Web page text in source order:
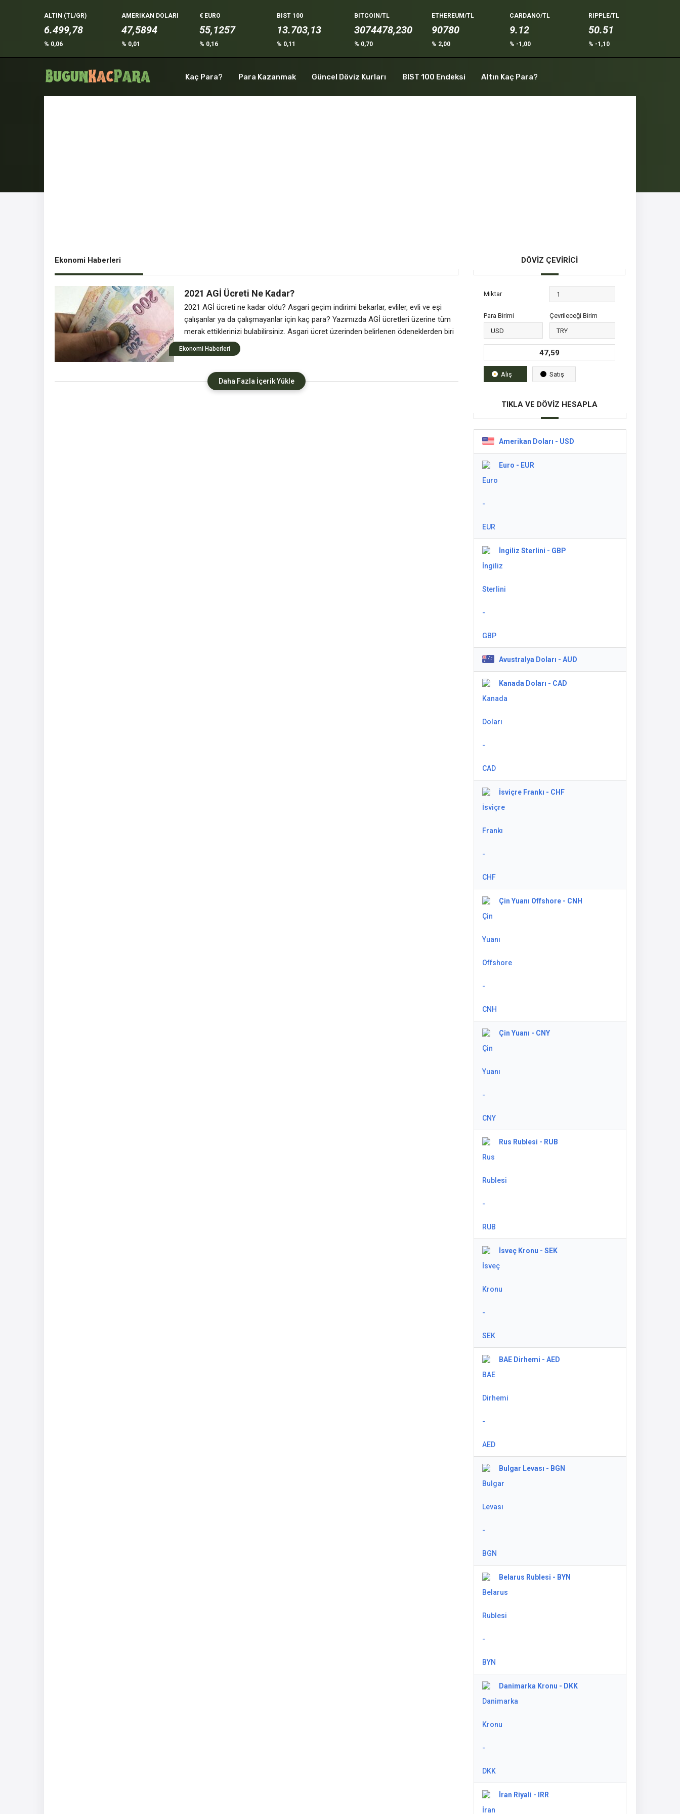
ALTIN (TL/GR)
6.499,78
% 0,06
AMERIKAN DOLARI
47,5894
% 0,01
€ EURO
55,1262
% 0,16
BIST 100
13.703,13
% 0,11
BITCOIN/TL
3074478,230
% 0,70
ETHEREUM/TL
90780
% 2,00
CARDANO/TL
9.12
% -1,00
RIPPLE/TL
50.51
% -1,10
Kaç Para? Para Kazanmak Güncel Döviz Kurları BIST 100 Endeksi Altın Kaç Para?
Ekonomi Haberleri
2021 AGİ Ücreti Ne Kadar?
2021 AGİ ücreti ne kadar oldu? Asgari geçim indirimi bekarlar, evliler, evli ve eşi
çalışanlar ya da çalışmayanlar için kaç para? Yazımızda AGİ ücretleri üzerine tüm
merak ettiklerinizi bulabilirsiniz. Asgari ücret üzerinden belirlenen ödeneklerden biri
olan Asgari geçim indirimi yani AGİ’de belli oldu. AGİ ile ne kadar maaş alacağını
merak edenler, asgari geçim indirimi hesaplama
Ekonomi Haberleri
Daha Fazla İçerik Yükle
DÖVİZ ÇEVİRİCİ
Miktar
Para Birimi Çevrileceği Birim
47,59
Alış Satış
TIKLA VE DÖVİZ HESAPLA
Amerikan Doları - USD
Euro - EUR
İngiliz Sterlini - GBP
Avustralya Doları - AUD
Kanada Doları - CAD
İsviçre Frankı - CHF
Çin Yuanı Offshore - CNH
Çin Yuanı - CNY
Rus Rublesi - RUB
İsveç Kronu - SEK
BAE Dirhemi - AED
Bulgar Levası - BGN
Belarus Rublesi - BYN
Danimarka Kronu - DKK
İran Riyali - IRR